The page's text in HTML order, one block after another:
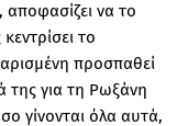
να το
το
προσπαθεί
της για τη Ρωξάνη
γίνονται όλα αυτά,